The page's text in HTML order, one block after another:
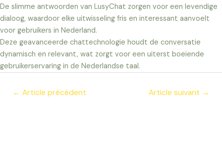
De slimme antwoorden van LusyChat zorgen voor een levendige
dialoog, waardoor elke uitwisseling fris en interessant aanvoelt
voor gebruikers in Nederland.
Deze geavanceerde chattechnologie houdt de conversatie
dynamisch en relevant, wat zorgt voor een uiterst boeiende
gebruikerservaring in de Nederlandse taal.
Navigation
← Article précédent Article suivant →